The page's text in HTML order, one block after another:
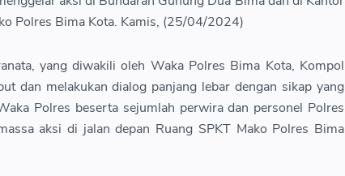
Polres Bima Kota. Kamis, (25/04/2024)
yang diwakili oleh Waka Polres Bima Kota, Kompol
dan melakukan dialog panjang lebar dengan sikap yang
Polres beserta sejumlah perwira dan personel Polres
aksi di jalan depan Ruang SPKT Mako Polres Bima